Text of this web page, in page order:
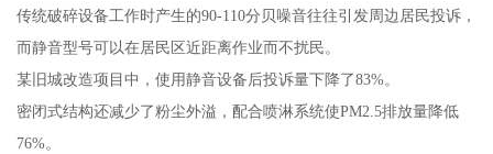
传统破碎设备工作时产生的90-110分贝噪音往往引发周边居民投诉，
而静音型号可以在居民区近距离作业而不扰民。
某旧城改造项目中，使用静音设备后投诉量下降了83%。
密闭式结构还减少了粉尘外溢，配合喷淋系统使PM2.5排放量降低
76%。